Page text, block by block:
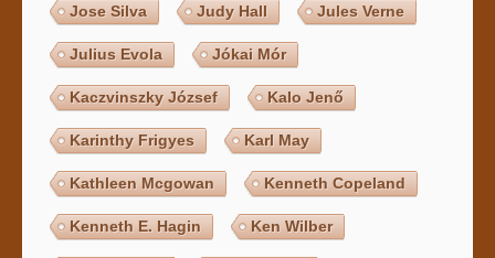
Jose Silva Judy Hall Jules Verne
Julius Evola Jókai Mór
Kaczvinszky József Kalo Jenő
Karinthy Frigyes Karl May
Kathleen Mcgowan Kenneth Copeland
Kenneth E. Hagin Ken Wilber